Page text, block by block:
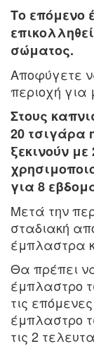
Το επόμενο
σώματος.
Αποφύγετε
περιοχή για
Στους
20 τσιγάρα
ξεκινούν
για 8
Μετά την
σταδιακή
έμπλαστρα
Θα πρέπει
έμπλαστρο
τις
έμπλαστρο
τις 2